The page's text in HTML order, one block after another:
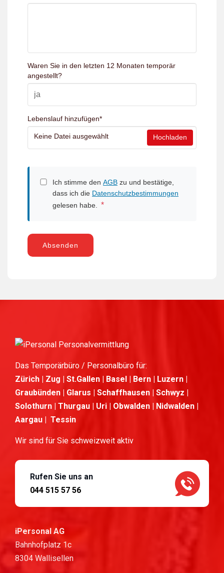
Waren Sie in den letzten 12 Monaten temporär
angestellt?
Lebenslauf hinzufügen*
Keine Datei ausgewählt Hochladen
Ich stimme den AGB zu und bestätige,
dass ich die Datenschutzbestimmungen
gelesen habe.
*
Absenden
Das Temporärbüro / Personalbüro für:
Zürich | Zug | St.Gallen | Basel | Bern | Luzern |
Graubünden | Glarus | Schaffhausen | Schwyz |
Solothurn | Thurgau | Uri | Obwalden | Nidwalden |
Aargau | Tessin
Wir sind für Sie schweizweit aktiv
Rufen Sie uns an
044 515 57 56
iPersonal AG
Bahnhofplatz 1c
8304 Wallisellen